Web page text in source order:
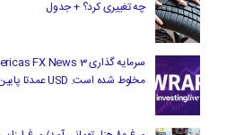
چه تغییری کرد؟ + جدول
مخلوط شده است. USD عمدتا پایین.